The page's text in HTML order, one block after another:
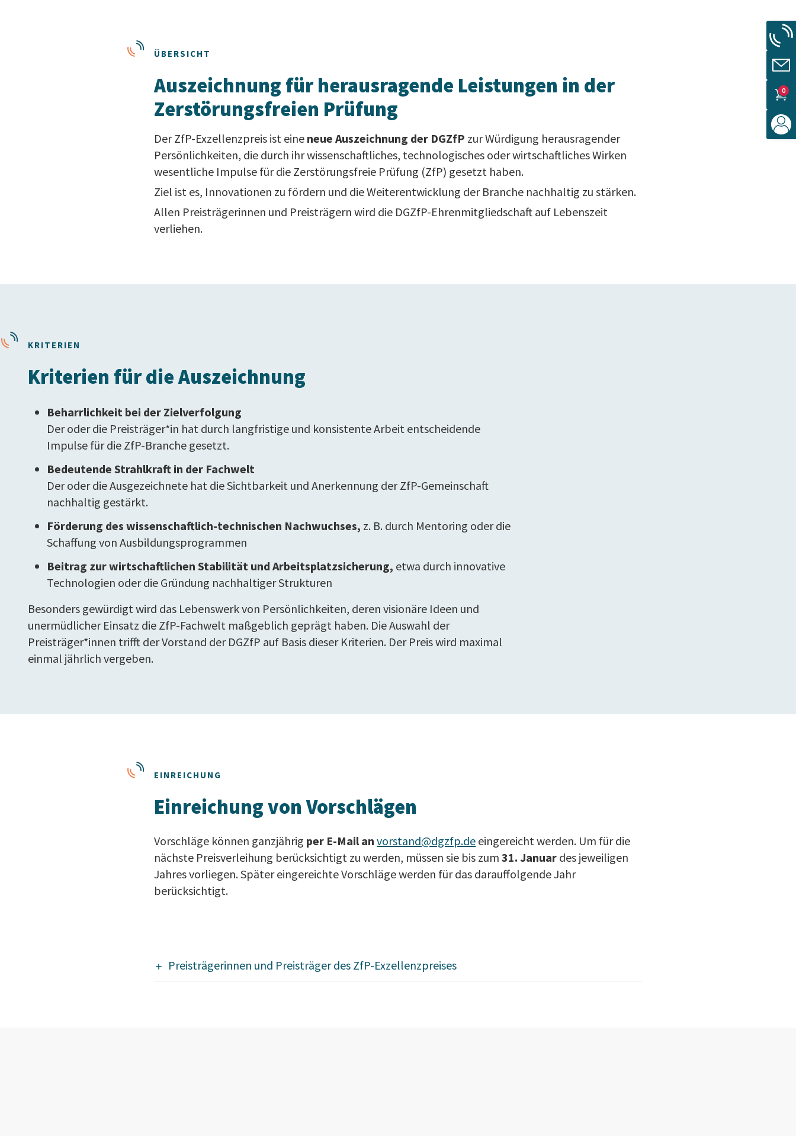
0
ÜBERSICHT
Auszeichnung für herausragende Leistungen in der
Zerstörungsfreien Prüfung
Der ZfP-Exzellenzpreis ist eine neue Auszeichnung der DGZfP zur Würdigung herausragender
Persönlichkeiten, die durch ihr wissenschaftliches, technologisches oder wirtschaftliches Wirken
wesentliche Impulse für die Zerstörungsfreie Prüfung (ZfP) gesetzt haben.
Ziel ist es, Innovationen zu fördern und die Weiterentwicklung der Branche nachhaltig zu stärken.
Allen Preisträgerinnen und Preisträgern wird die DGZfP-Ehrenmitgliedschaft auf Lebenszeit
verliehen.
KRITERIEN
Kriterien für die Auszeichnung
Beharrlichkeit bei der Zielverfolgung
Der oder die Preisträger*in hat durch langfristige und konsistente Arbeit entscheidende
Impulse für die ZfP-Branche gesetzt.
Bedeutende Strahlkraft in der Fachwelt
Der oder die Ausgezeichnete hat die Sichtbarkeit und Anerkennung der ZfP-Gemeinschaft
nachhaltig gestärkt.
Förderung des wissenschaftlich-technischen Nachwuchses, z. B. durch Mentoring oder die
Schaffung von Ausbildungsprogrammen
Beitrag zur wirtschaftlichen Stabilität und Arbeitsplatzsicherung, etwa durch innovative
Technologien oder die Gründung nachhaltiger Strukturen
Besonders gewürdigt wird das Lebenswerk von Persönlichkeiten, deren visionäre Ideen und
unermüdlicher Einsatz die ZfP-Fachwelt maßgeblich geprägt haben. Die Auswahl der
Preisträger*innen trifft der Vorstand der DGZfP auf Basis dieser Kriterien. Der Preis wird maximal
einmal jährlich vergeben.
EINREICHUNG
Einreichung von Vorschlägen
Vorschläge können ganzjährig per E-Mail an vorstand@dgzfp.de eingereicht werden. Um für die
nächste Preisverleihung berücksichtigt zu werden, müssen sie bis zum31. Januar des jeweiligen
Jahres vorliegen. Später eingereichte Vorschläge werden für das darauffolgende Jahr
berücksichtigt.
Preisträgerinnen und Preisträger des ZfP-Exzellenzpreises